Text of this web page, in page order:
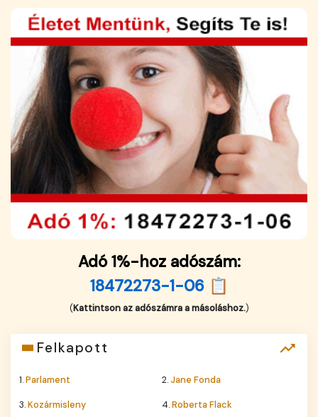
Adó 1%-hoz adószám:
18472273-1-06 📋
(Kattintson az adószámra a másoláshoz.)
Felkapott
1.Parlament 2.Jane Fonda
3.Kozármisleny 4.Roberta Flack